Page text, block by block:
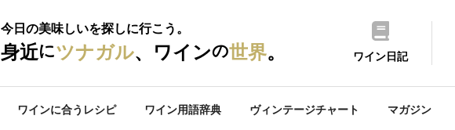
今日の美味しいを探しに行こう。
身近にツナガル、ワインの世界。 ワイン日記
ワインに合うレシピ ワイン用語辞典 ヴィンテージチャート マガジン